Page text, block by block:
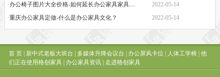
·办公椅子图片大全价格-如何延长办公家具家具的保质期？
2022-05-14
·重庆办公家具定做-什么是办公家具文化？
2022-05-14
首 页| 新中式老板大班台 | 多媒体升降会议台 | 办公屏风卡位 | 人体工学椅| 他
们正在使用格创家具| 办公家具资讯| 走进格创家具